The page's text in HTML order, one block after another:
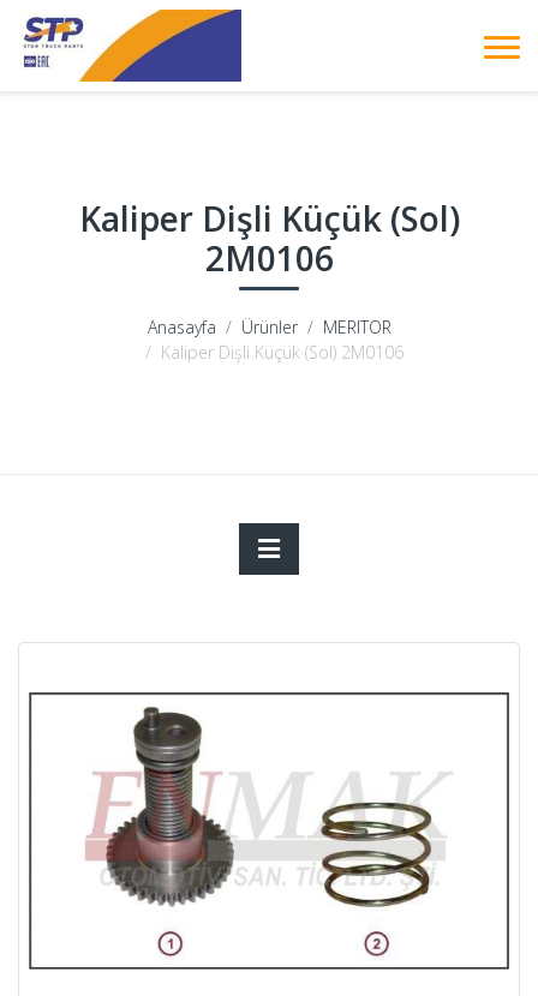
Kaliper Dişli Küçük (Sol)
2M0106
Anasayfa Ürünler
MERITOR
Kaliper Dişli Küçük (Sol) 2M0106